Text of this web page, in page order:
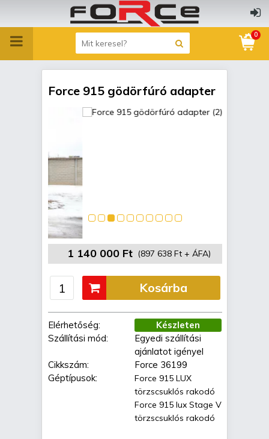
0
Force 915 gödörfúró adapter
1 140 000 Ft (897 638 Ft + ÁFA)
Elérhetőség:
Készleten
Szállítási mód:
Egyedi szállítási
ajánlatot igényel
Cikkszám:
Force 36199
Géptípusok:
Force 915 LUX
törzscsuklós rakodó
Force 915 lux Stage V
törzscsuklós rakodó
Kosárba